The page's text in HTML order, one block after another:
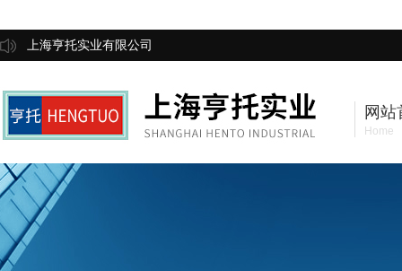
上海亨托实业有限公司
网站
Home